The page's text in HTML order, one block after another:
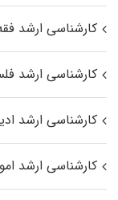
کارشناسی ارشد
کارشناسی ارشد
کارشناسی ارشد
کارشناسی ارشد